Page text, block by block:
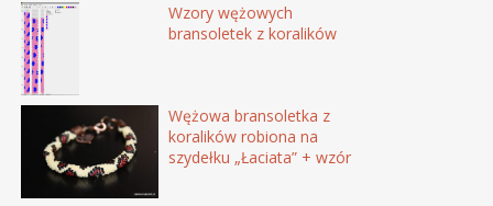
Wzory wężowych
bransoletek z koralików
Wężowa bransoletka z
koralików robiona na
szydełku „Łaciata” + wzór